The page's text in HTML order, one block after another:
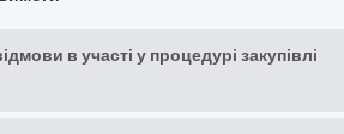
в участі у процедурі закупівлі